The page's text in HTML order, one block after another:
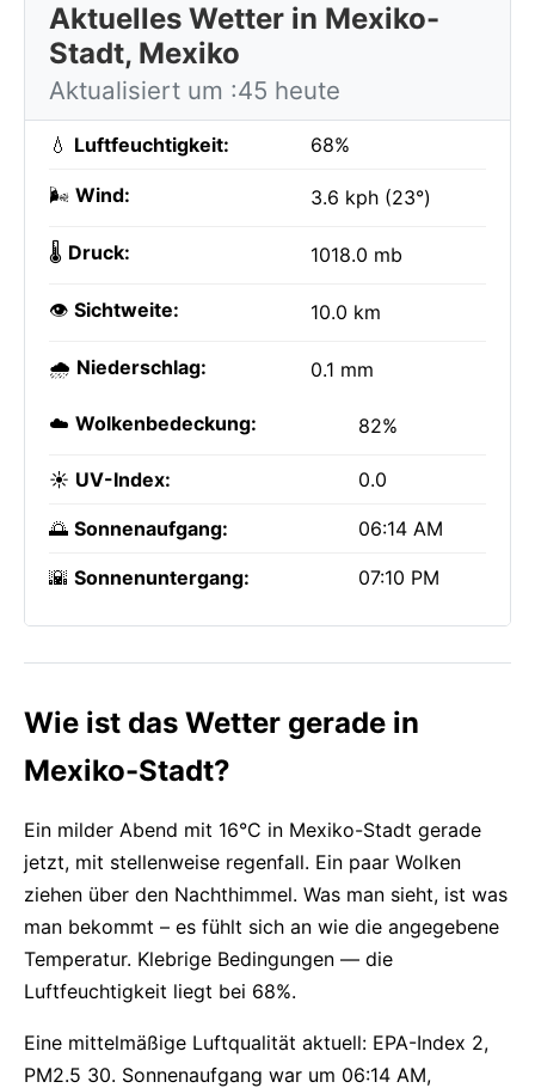
Aktuelles Wetter in Mexiko-
Stadt, Mexiko
Aktualisiert um :45 heute
💧 Luftfeuchtigkeit: 68%
🌬️ Wind: 3.6 kph (23°)
🌡️ Druck: 1018.0 mb
👁️ Sichtweite: 10.0 km
🌧️ Niederschlag: 0.1 mm
☁️ Wolkenbedeckung: 82%
☀️ UV-Index: 0.0
🌅 Sonnenaufgang: 06:14 AM
🌇 Sonnenuntergang: 07:10 PM
Wie ist das Wetter gerade in
Mexiko-Stadt?
Ein milder Abend mit 16°C in Mexiko-Stadt gerade
jetzt, mit stellenweise regenfall. Ein paar Wolken
ziehen über den Nachthimmel. Was man sieht, ist was
man bekommt – es fühlt sich an wie die angegebene
Temperatur. Klebrige Bedingungen — die
Luftfeuchtigkeit liegt bei 68%.
Eine mittelmäßige Luftqualität aktuell: EPA-Index 2,
PM2.5 30. Sonnenaufgang war um 06:14 AM,